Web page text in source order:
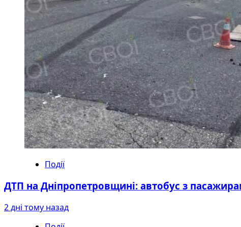
Події
ДТП на Дніпропетровщині: автобус з
2 дні тому назад